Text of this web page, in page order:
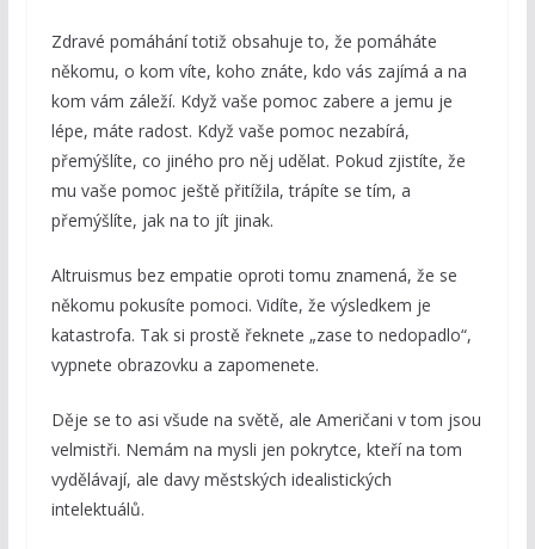
Zdravé pomáhání totiž obsahuje to, že pomáháte
někomu, o kom víte, koho znáte, kdo vás zajímá a na
kom vám záleží. Když vaše pomoc zabere a jemu je
lépe, máte radost. Když vaše pomoc nezabírá,
přemýšlíte, co jiného pro něj udělat. Pokud zjistíte, že
mu vaše pomoc ještě přitížila, trápíte se tím, a
přemýšlíte, jak na to jít jinak.
Altruismus bez empatie oproti tomu znamená, že se
někomu pokusíte pomoci. Vidíte, že výsledkem je
katastrofa. Tak si prostě řeknete „zase to nedopadlo“,
vypnete obrazovku a zapomenete.
Děje se to asi všude na světě, ale Američani v tom jsou
velmistři. Nemám na mysli jen pokrytce, kteří na tom
vydělávají, ale davy městských idealistických
intelektuálů.